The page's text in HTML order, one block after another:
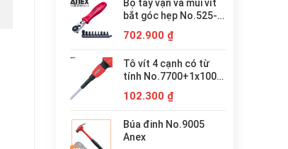
Bộ tay vặn và mũi vít
bắt góc hẹp No.525-
702.900 ₫
Tô vít 4 cạnh có từ
tính No.7700+1x100
102.300 ₫
Búa đinh No.9005
Anex